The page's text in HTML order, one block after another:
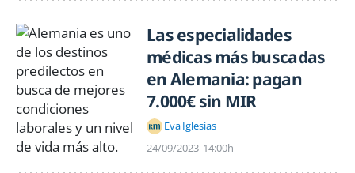
Las especialidades
médicas más buscadas
en Alemania: pagan
7.000€ sin MIR
Eva Iglesias
24/09/2023 14:00h